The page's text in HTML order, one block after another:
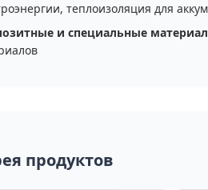
теплоизоляция для
и специальные
продуктов